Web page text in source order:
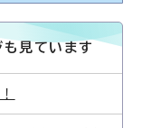
も見ています